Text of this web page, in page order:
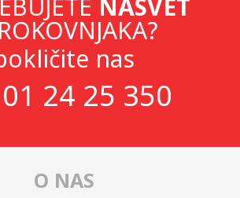
NASVET
nas
01 24 25 350
O NAS